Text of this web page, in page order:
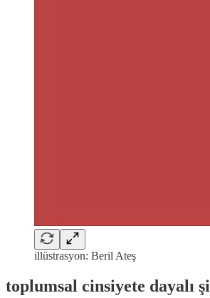
illüstrasyon: Beril Ateş
toplumsal cinsiyete dayalı